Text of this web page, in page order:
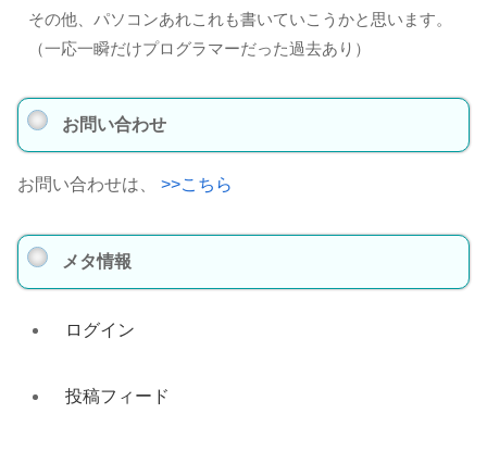
その他、パソコンあれこれも書いていこうかと思います。
（一応一瞬だけプログラマーだった過去あり）
お問い合わせ
お問い合わせは、 >>こちら
メタ情報
ログイン
投稿フィード